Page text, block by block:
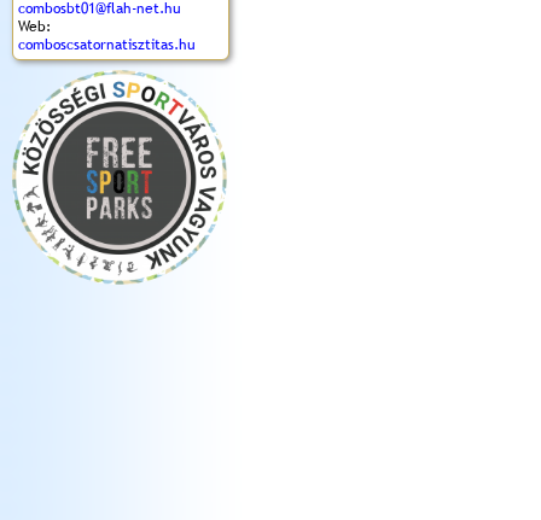
combosbt01@flah-net.hu
Web:
comboscsatornatisztitas.hu